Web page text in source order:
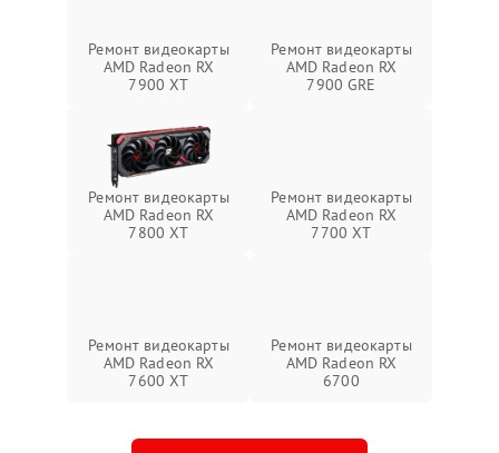
Ремонт видеокарты
AMD Radeon RX
7900 XT
Ремонт видеокарты
AMD Radeon RX
7900 GRE
Ремонт видеокарты
AMD Radeon RX
7800 XT
Ремонт видеокарты
AMD Radeon RX
7700 XT
Ремонт видеокарты
AMD Radeon RX
7600 XT
Ремонт видеокарты
AMD Radeon RX
6700